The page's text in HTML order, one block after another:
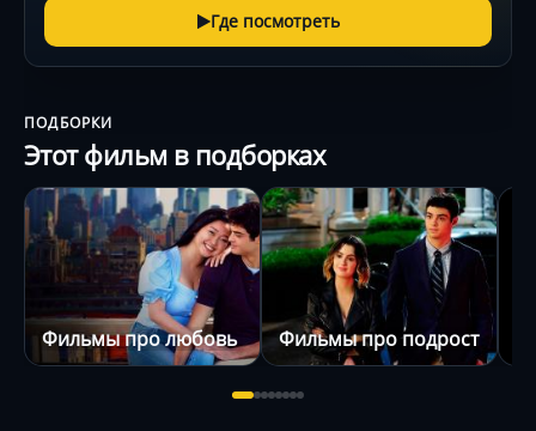
Где посмотреть
ПОДБОРКИ
Этот фильм в подборках
Фильмы про любовь Фильмы про подростков